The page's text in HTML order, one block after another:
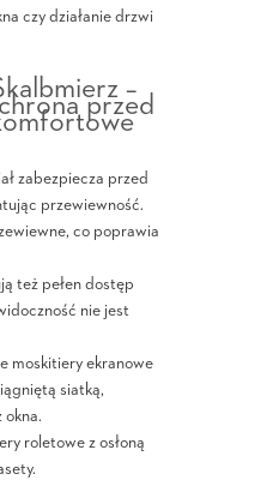
czy działanie drzwi
–
przed
zabezpiecza przed
przewiewność.
co poprawia
też pełen dostęp
nie jest
moskitiery ekranowe
siatką,
okna.
roletowe z osłoną